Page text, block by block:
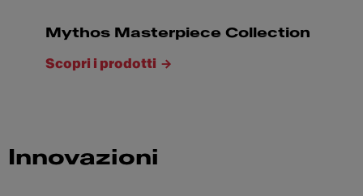
Mythos Masterpiece Collection
Scopri i prodotti
Innovazioni